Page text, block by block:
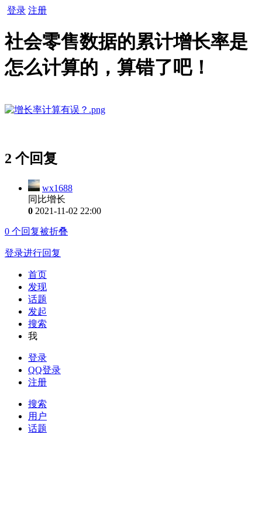
登录 注册
社会零售数据的累计增长率是
怎么计算的，算错了吧！
2 个回复
wx1688
同比增长
0 2021-11-02 22:00
0 个回复被折叠
登录进行回复
首页
发现
话题
发起
搜索
我
登录
QQ登录
注册
搜索
用户
话题